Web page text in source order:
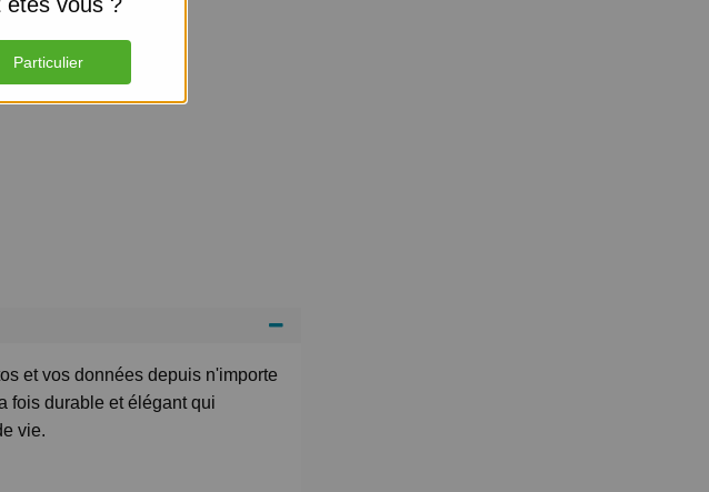
et vos données depuis n'importe
fois durable et élégant qui
vie.
Particulier